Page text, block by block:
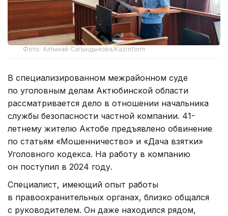
Фото: Алтынай Сагындыкова/Kazinform
В специализированном межрайонном суде
по уголовным делам Актюбинской области
рассматривается дело в отношении начальника
службы безопасности частной компании. 41-
летнему жителю Актобе предъявлено обвинение
по статьям «Мошенничество» и «Дача взятки»
Уголовного кодекса. На работу в компанию
он поступил в 2024 году.
Специалист, имеющий опыт работы
в правоохранительных органах, близко общался
с руководителем. Он даже находился рядом,